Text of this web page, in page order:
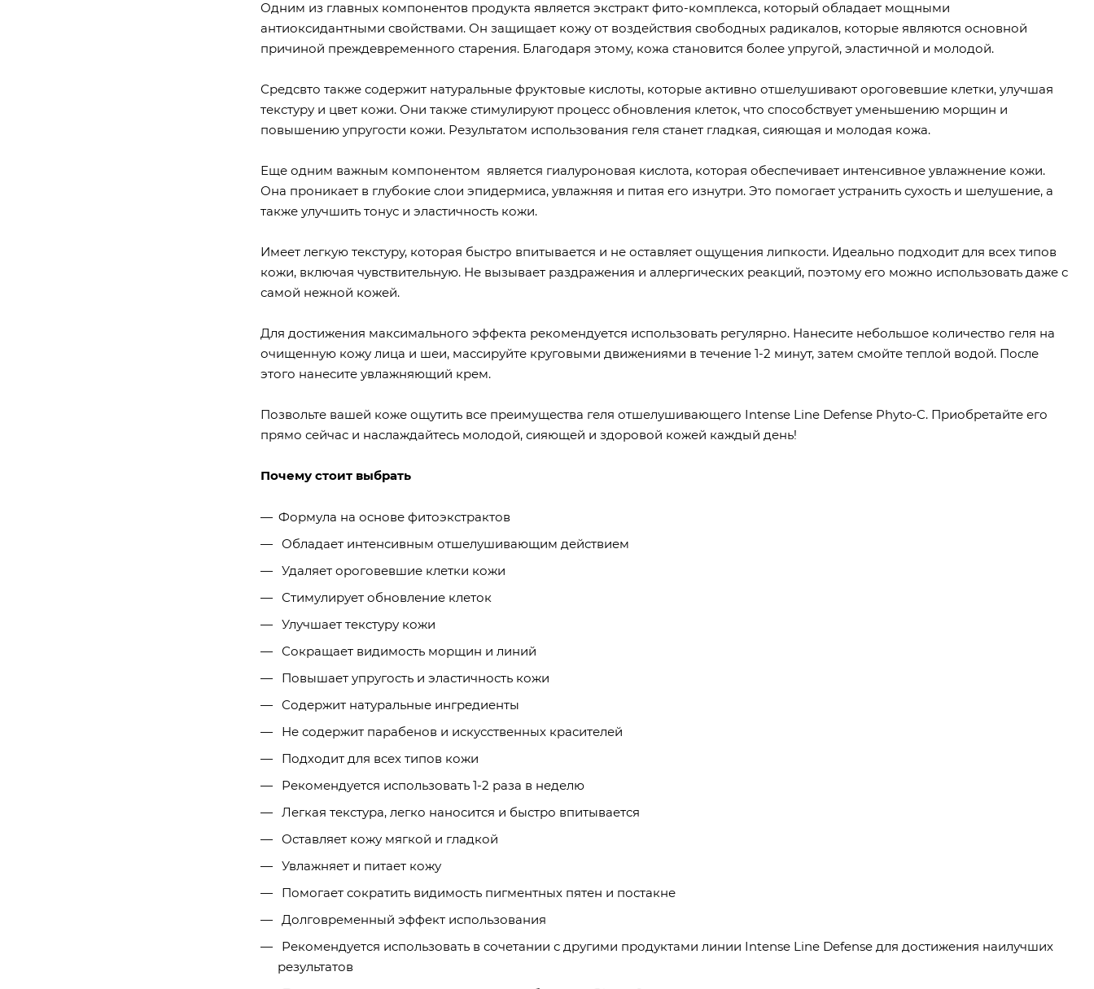
Одним из главных компонентов продукта является экстракт фито-комплекса, который обладает мощными
антиоксидантными свойствами. Он защищает кожу от воздействия свободных радикалов, которые являются основной
причиной преждевременного старения. Благодаря этому, кожа становится более упругой, эластичной и молодой.
Средсвто также содержит натуральные фруктовые кислоты, которые активно отшелушивают ороговевшие клетки, улучшая
текстуру и цвет кожи. Они также стимулируют процесс обновления клеток, что способствует уменьшению морщин и
повышению упругости кожи. Результатом использования геля станет гладкая, сияющая и молодая кожа.
Еще одним важным компонентом является гиалуроновая кислота, которая обеспечивает интенсивное увлажнение кожи.
Она проникает в глубокие слои эпидермиса, увлажняя и питая его изнутри. Это помогает устранить сухость и шелушение, а
также улучшить тонус и эластичность кожи.
Имеет легкую текстуру, которая быстро впитывается и не оставляет ощущения липкости. Идеально подходит для всех типов
кожи, включая чувствительную. Не вызывает раздражения и аллергических реакций, поэтому его можно использовать даже с
самой нежной кожей.
Для достижения максимального эффекта рекомендуется использовать регулярно. Нанесите небольшое количество геля на
очищенную кожу лица и шеи, массируйте круговыми движениями в течение 1-2 минут, затем смойте теплой водой. После
этого нанесите увлажняющий крем.
Позвольте вашей коже ощутить все преимущества геля отшелушивающего Intense Line Defense Phyto-C. Приобретайте его
прямо сейчас и наслаждайтесь молодой, сияющей и здоровой кожей каждый день!
Почему стоит выбрать
Формула на основе фитоэкстрактов
Обладает интенсивным отшелушивающим действием
Удаляет ороговевшие клетки кожи
Стимулирует обновление клеток
Улучшает текстуру кожи
Сокращает видимость морщин и линий
Повышает упругость и эластичность кожи
Содержит натуральные ингредиенты
Не содержит парабенов и искусственных красителей
Подходит для всех типов кожи
Рекомендуется использовать 1-2 раза в неделю
Легкая текстура, легко наносится и быстро впитывается
Оставляет кожу мягкой и гладкой
Увлажняет и питает кожу
Помогает сократить видимость пигментных пятен и постакне
Долговременный эффект использования
Рекомендуется использовать в сочетании с другими продуктами линии Intense Line Defense для достижения наилучших
результатов